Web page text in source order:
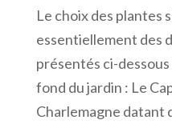
Le choix des plantes
essentiellement des
présentés ci-
fond du jardin : Le
Charlemagne datant